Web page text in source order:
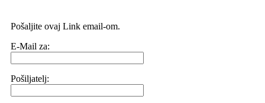
Pošaljite ovaj Link email-om.
E-Mail za:
Pošiljatelj: